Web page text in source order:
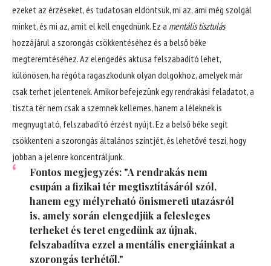
ezeket az érzéseket, és tudatosan eldöntsük, mi az, ami még szolgál
minket, és mi az, amit el kell engednünk. Ez a mentális tisztulás
hozzájárul a szorongás csökkentéséhez és a belső béke
megteremtéséhez. Az elengedés aktusa felszabadító lehet,
különösen, ha régóta ragaszkodunk olyan dolgokhoz, amelyek már
csak terhet jelentenek. Amikor befejezünk egy rendrakási feladatot, a
tiszta tér nem csak a szemnek kellemes, hanem a léleknek is
megnyugtató, felszabadító érzést nyújt. Ez a belső béke segít
csökkenteni a szorongás általános szintjét, és lehetővé teszi, hogy
jobban a jelenre koncentráljunk.
Fontos megjegyzés: "A rendrakás nem
csupán a fizikai tér megtisztításáról szól,
hanem egy mélyreható önismereti utazásról
is, amely során elengedjük a felesleges
terheket és teret engedünk az újnak,
felszabadítva ezzel a mentális energiáinkat a
szorongás terhétől."